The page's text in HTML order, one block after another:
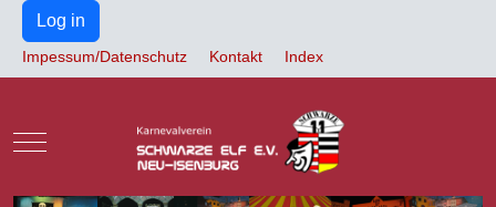
Log in
Impessum/Datenschutz Kontakt Index
Mobile Menu Toggle